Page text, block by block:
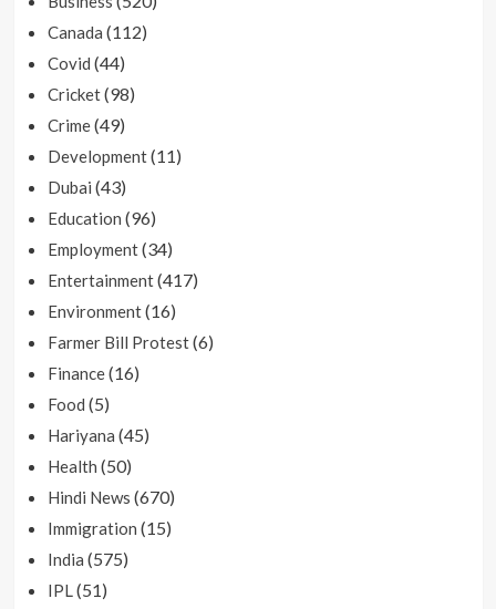
Canada (112)
Covid (44)
Cricket(98)
Crime(49)
Development(11)
Dubai (43)
Education (96)
Employment(34)
Entertainment(417)
Environment(16)
Farmer Bill Protest(6)
Finance(16)
Food (5)
Hariyana (45)
Health (50)
Hindi News (670)
Immigration (15)
India (575)
IPL(51)